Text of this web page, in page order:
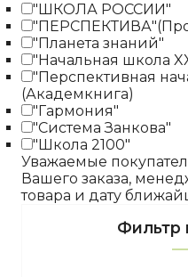
"ШКОЛА РОССИИ"
"Планета знаний"
"Начальная школа
"Перспективная
(Академкнига)
"Гармония"
"Система Занкова"
"Школа 2100"
Уважаемые
Вашего заказа,
товара и дату
Фильтр